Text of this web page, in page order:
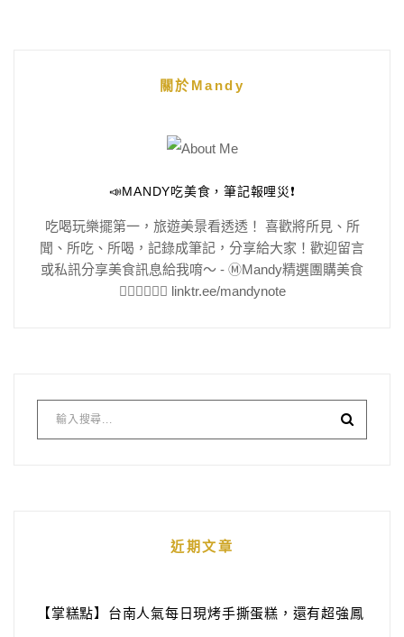
關於Mandy
📣MANDY吃美食，筆記報哩災❗️
吃喝玩樂擺第一，旅遊美景看透透！ 喜歡將所見、所
聞、所吃、所喝，記錄成筆記，分享給大家！歡迎留言
或私訊分享美食訊息給我唷～ - Ⓜ️Mandy精選團購美食
👇🏻👇🏻👇🏻 linktr.ee/mandynote
近期文章
【掌糕點】台南人氣每日現烤手撕蛋糕，還有超強鳳